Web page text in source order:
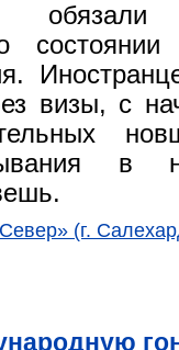
обязали
состоянии
визы, с
в
(г.